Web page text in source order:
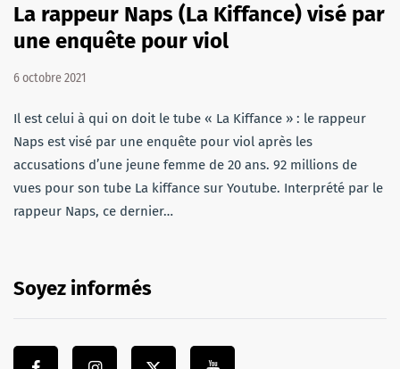
La rappeur Naps (La Kiffance) visé par
une enquête pour viol
6 octobre 2021
Il est celui à qui on doit le tube « La Kiffance » : le rappeur
Naps est visé par une enquête pour viol après les
accusations d’une jeune femme de 20 ans. 92 millions de
vues pour son tube La kiffance sur Youtube. Interprété par le
rappeur Naps, ce dernier…
Soyez informés